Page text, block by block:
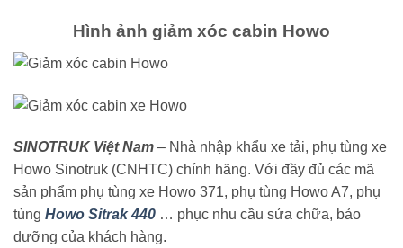
Hình ảnh giảm xóc cabin Howo
SINOTRUK Việt Nam – Nhà nhập khẩu xe tải, phụ tùng xe
Howo Sinotruk (CNHTC) chính hãng. Với đầy đủ các mã
sản phẩm phụ tùng xe Howo 371, phụ tùng Howo A7, phụ
tùng Howo Sitrak 440 … phục nhu cầu sửa chữa, bảo
dưỡng của khách hàng.